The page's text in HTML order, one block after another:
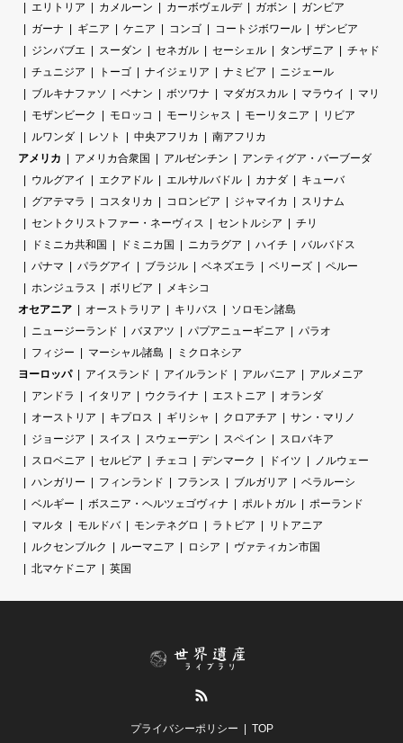
エリトリア
カメルーン カーボヴェルデ ガボン
ガンビア
ガーナ
ギニア ケニア コンゴ コートジボワール
ザンビア
ジンバブエ
スーダン セネガル セーシェル タンザニア
チャド
チュニジア
トーゴ ナイジェリア ナミビア
ニジェール
ブルキナファソ
ベナン ボツワナ マダガスカル マラウイ
マリ
モザンビーク
モロッコ モーリシャス モーリタニア
リビア
ルワンダ
レソト 中央アフリカ
南アフリカ
アメリカ
アメリカ合衆国 アルゼンチン
アンティグア・バーブーダ
ウルグアイ
エクアドル エルサルバドル カナダ
キューバ
グアテマラ
コスタリカ コロンビア ジャマイカ
スリナム
セントクリストファー・ネーヴィス
セントルシア
チリ
ドミニカ共和国
ドミニカ国 ニカラグア ハイチ
バルバドス
パナマ
パラグアイ ブラジル ベネズエラ ベリーズ
ペルー
ホンジュラス
ボリビア
メキシコ
オセアニア
オーストラリア キリバス
ソロモン諸島
ニュージーランド
バヌアツ パプアニューギニア
パラオ
フィジー
マーシャル諸島
ミクロネシア
ヨーロッパ
アイスランド アイルランド アルバニア
アルメニア
アンドラ
イタリア ウクライナ エストニア
オランダ
オーストリア
キプロス ギリシャ クロアチア
サン・マリノ
ジョージア
スイス スウェーデン スペイン
スロバキア
スロベニア
セルビア チェコ デンマーク ドイツ
ノルウェー
ハンガリー
フィンランド フランス ブルガリア
ベラルーシ
ベルギー
ボスニア・ヘルツェゴヴィナ ポルトガル
ポーランド
マルタ
モルドバ モンテネグロ ラトビア
リトアニア
ルクセンブルク
ルーマニア ロシア
ヴァティカン市国
北マケドニア
英国
プライバシーポリシー TOP